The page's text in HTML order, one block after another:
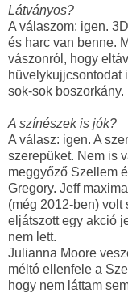
Látványos?
A válaszom: igen.
és harc van benne.
vászonról, hogy
hüvelykujjcsontodat
sok-sok boszorkány.
A színészek is jók?
A válasz: igen. A
szerepüket. Nem is
meggyőző Szellem
Gregory. Jeff
(még 2012-ben) volt
eljátszott egy akció
nem lett.
Julianna Moore
méltó ellenfele a
hogy nem láttam